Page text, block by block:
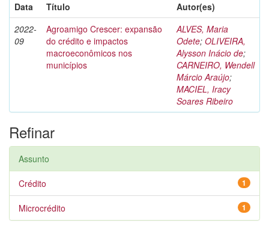
Data
Título
Autor(es)
2022-
09
Agroamigo Crescer: expansão
do crédito e impactos
macroeconômicos nos
municípios
ALVES, Maria
Odete; OLIVEIRA,
Alysson Inácio de;
CARNEIRO, Wendell
Márcio Araújo;
MACIEL, Iracy
Soares Ribeiro
Refinar
Assunto
1
Crédito
1
Microcrédito